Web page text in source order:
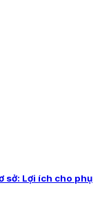
sở: Lợi ích cho phụ